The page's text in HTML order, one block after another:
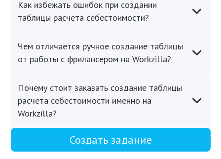
Как избежать ошибок при создании
таблицы расчета себестоимости?
Чем отличается ручное создание таблицы
от работы с фрилансером на Workzilla?
Почему стоит заказать создание таблицы
расчета себестоимости именно на
Workzilla?
Создать задание